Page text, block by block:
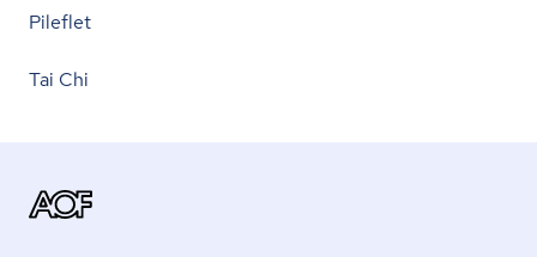
Pileflet
Tai Chi